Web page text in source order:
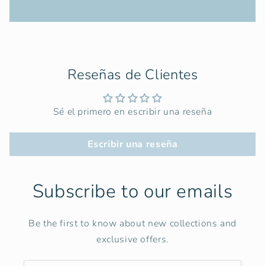
Reseñas de Clientes
Sé el primero en escribir una reseña
Escribir una reseña
Subscribe to our emails
Be the first to know about new collections and
exclusive offers.